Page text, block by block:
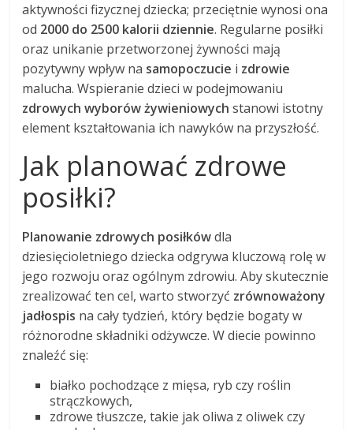
aktywności fizycznej dziecka; przeciętnie wynosi ona
od 2000 do 2500 kalorii dziennie. Regularne posiłki
oraz unikanie przetworzonej żywności mają
pozytywny wpływ na samopoczucie i zdrowie
malucha. Wspieranie dzieci w podejmowaniu
zdrowych wyborów żywieniowych stanowi istotny
element kształtowania ich nawyków na przyszłość.
Jak planować zdrowe
posiłki?
Planowanie zdrowych posiłkówdla
dziesięcioletniego dziecka odgrywa kluczową rolę w
jego rozwoju oraz ogólnym zdrowiu. Aby skutecznie
zrealizować ten cel, warto stworzyć zrównoważony
jadłospis na cały tydzień, który będzie bogaty w
różnorodne składniki odżywcze. W diecie powinno
znaleźć się:
białko pochodzące z mięsa, ryb czy roślin
strączkowych,
zdrowe tłuszcze, takie jak oliwa z oliwek czy